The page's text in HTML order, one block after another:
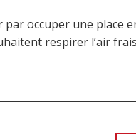
occuper une place
respirer l’air